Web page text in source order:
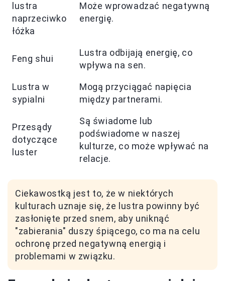
lustra
naprzeciwko
łóżka
Może wprowadzać negatywną
energię.
Feng shui
Lustra odbijają energię, co
wpływa na sen.
Lustra w
sypialni
Mogą przyciągać napięcia
między partnerami.
Przesądy
dotyczące
luster
Są świadome lub
podświadome w naszej
kulturze, co może wpływać na
relacje.
Ciekawostką jest to, że w niektórych
kulturach uznaje się, że lustra powinny być
zasłonięte przed snem, aby uniknąć
"zabierania" duszy śpiącego, co ma na celu
ochronę przed negatywną energią i
problemami w związku.